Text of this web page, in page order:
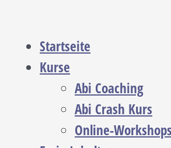
Startseite
Kurse
Abi Coaching
Abi Crash Kurs
Online-Workshops